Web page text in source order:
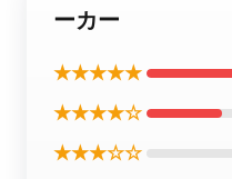
ーカー
★★★★★
★★★★☆
★★★☆☆